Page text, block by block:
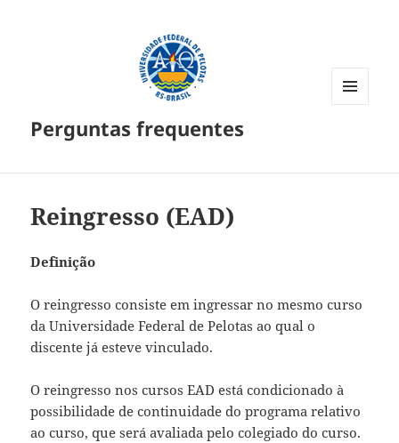
Perguntas frequentes
Reingresso (EAD)
Definição
O reingresso consiste em ingressar no mesmo curso
da Universidade Federal de Pelotas ao qual o
discente já esteve vinculado.
O reingresso nos cursos EAD está condicionado à
possibilidade de continuidade do programa relativo
ao curso, que será avaliada pelo colegiado do curso.